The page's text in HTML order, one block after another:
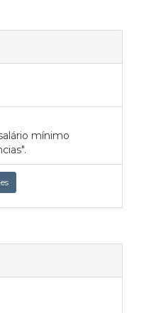
mínimo